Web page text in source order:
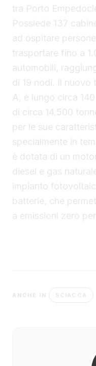
tra Porto
Possiede 137
ad ospitare
trasportare fino a
automobili,
di 19 nodi. Il nuovo
A, è lungo circa
di circa 14.500
per le sue
specialmente in
è dotata di un
diesel e gas
impianto
batterie, che
a emissioni zero
ANCHE IN SCIACCA